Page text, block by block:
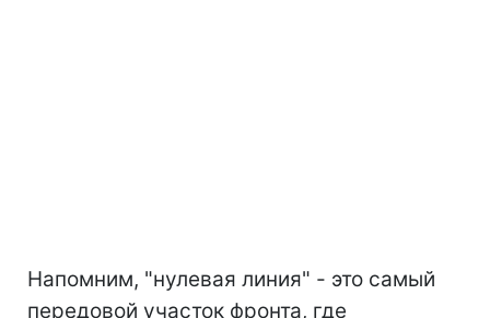
Напомним, "нулевая линия" - это самый
передовой участок фронта, где